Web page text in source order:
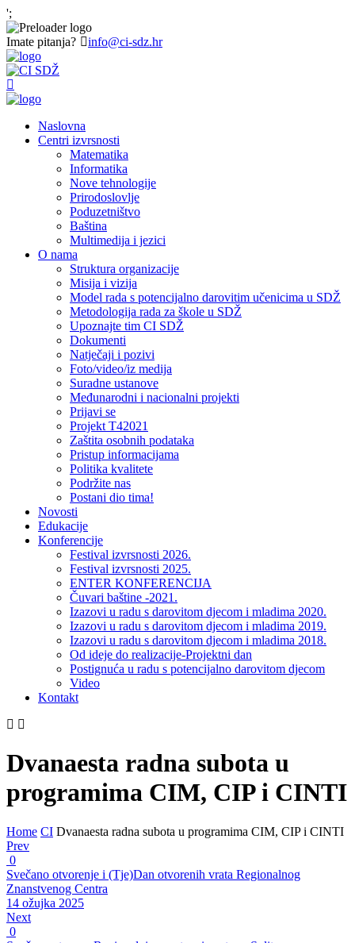
';
Imate pitanja? info@ci-sdz.hr
Naslovna
Centri izvrsnosti
Matematika
Informatika
Nove tehnologije
Prirodoslovlje
Poduzetništvo
Baština
Multimedija i jezici
O nama
Struktura organizacije
Misija i vizija
Model rada s potencijalno darovitim učenicima u SDŽ
Metodologija rada za škole u SDŽ
Upoznajte tim CI SDŽ
Dokumenti
Natječaji i pozivi
Foto/video/iz medija
Suradne ustanove
Međunarodni i nacionalni projekti
Prijavi se
Projekt T42021
Zaštita osobnih podataka
Pristup informacijama
Politika kvalitete
Podržite nas
Postani dio tima!
Novosti
Edukacije
Konferencije
Festival izvrsnosti 2026.
Festival izvrsnosti 2025.
ENTER KONFERENCIJA
Čuvari baštine -2021.
Izazovi u radu s darovitom djecom i mladima 2020.
Izazovi u radu s darovitom djecom i mladima 2019.
Izazovi u radu s darovitom djecom i mladima 2018.
Od ideje do realizacije-Projektni dan
Postignuća u radu s potencijalno darovitom djecom
Video
Kontakt
Dvanaesta radna subota u
programima CIM, CIP i CINTI
Home CI Dvanaesta radna subota u programima CIM, CIP i CINTI
Prev
0
Svečano otvorenje i (Tje)Dan otvorenih vrata Regionalnog
Znanstvenog Centra
14 ožujka 2025
Next
0